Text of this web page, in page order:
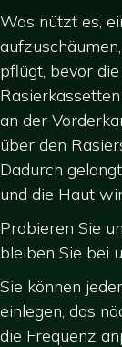
Was nützt es,
pflügt, bevor
an der
über den
Dadurch
und die Haut
Probieren Sie
bleiben Sie bei
Sie können
einlegen, das
die Frequenz